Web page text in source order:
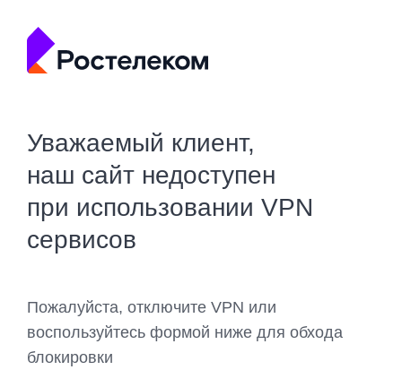
Уважаемый клиент,
наш сайт недоступен
при использовании VPN
сервисов
Пожалуйста, отключите VPN или
воспользуйтесь формой ниже для обхода
блокировки